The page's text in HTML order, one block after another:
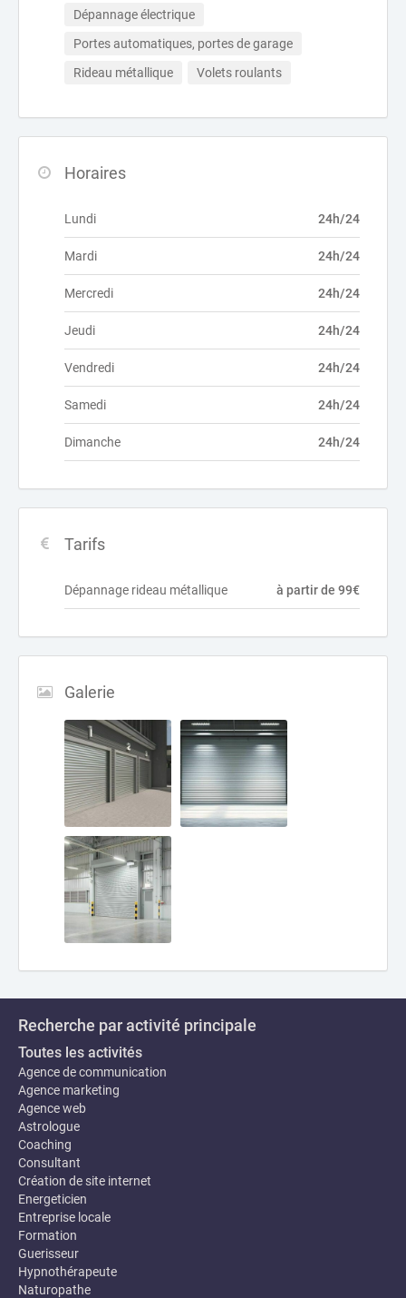
Dépannage électrique
Portes automatiques, portes de garage
Rideau métallique
Volets roulants
Horaires
Lundi 24h/24
Mardi 24h/24
Mercredi 24h/24
Jeudi 24h/24
Vendredi 24h/24
Samedi 24h/24
Dimanche 24h/24
Tarifs
Dépannage rideau métallique à partir de 99€
Galerie
Recherche par activité principale
Toutes les activités
Agence de communication
Agence marketing
Agence web
Astrologue
Coaching
Consultant
Création de site internet
Energeticien
Entreprise locale
Formation
Guerisseur
Hypnothérapeute
Naturopathe